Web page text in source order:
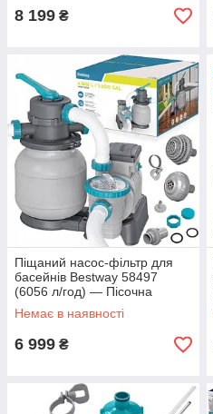
8 199 ₴
Піщаний насос-фільтр для
басейнів Bestway 58497
(6056 л/год) — Пісочна
фільтраційна станція,
дозатор ChemConnect, 230
Немає в наявності
6 999 ₴